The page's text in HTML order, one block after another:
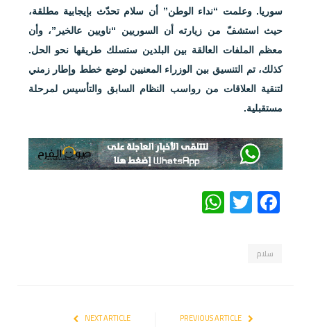
سوريا. وعلمت “نداء الوطن” أن سلام تحدّث بإيجابية مطلقة،
حيث استشفّ من زيارته أن السوريين “ناويين عالخير”، وأن
معظم الملفات العالقة بين البلدين ستسلك طريقها نحو الحل.
كذلك، تم التنسيق بين الوزراء المعنيين لوضع خطط وإطار زمني
لتنقية العلاقات من رواسب النظام السابق والتأسيس لمرحلة
مستقبلية.
Facebook
Twitter
WhatsApp
سلام
NEXT ARTICLE